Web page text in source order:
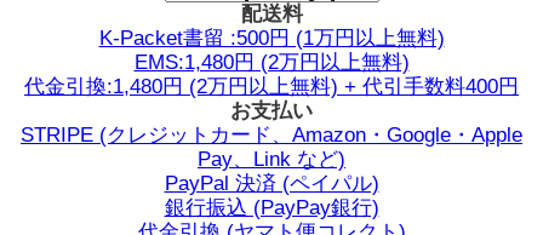
配送料
K-Packet書留 :500円 (1万円以上無料)
EMS:1,480円 (2万円以上無料)
代金引換:1,480円 (2万円以上無料) + 代引手数料400円
お支払い
STRIPE (クレジットカード、Amazon・Google・Apple
Pay、Link など)
PayPal 決済 (ペイパル)
銀行振込 (PayPay銀行)